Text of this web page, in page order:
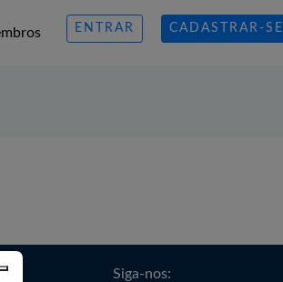
ENTRAR CADASTRAR-SE
Siga-nos: